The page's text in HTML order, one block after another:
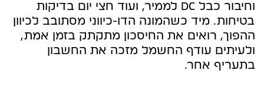
וחיבור כבל DC לממיר, ועוד חצי יום בדיקות
בטיחות. מיד כשהמונה הדו-כיווני מסתובב לכיוון
ההפוך, רואים את החיסכון מתקתק בזמן אמת,
ולעיתים עודף החשמל מזכה את החשבון
בתעריף אחר.